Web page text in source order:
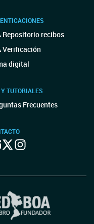
Repositorio recibos
Verificación
digital
Y TUTORIALES
Frecuentes